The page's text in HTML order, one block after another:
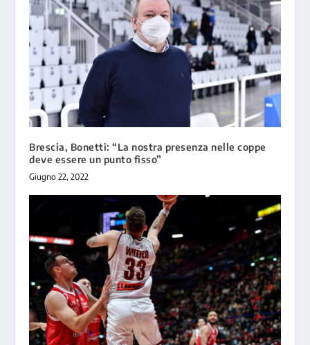
Brescia, Bonetti: “La nostra presenza nelle coppe
deve essere un punto fisso”
Giugno 22, 2022